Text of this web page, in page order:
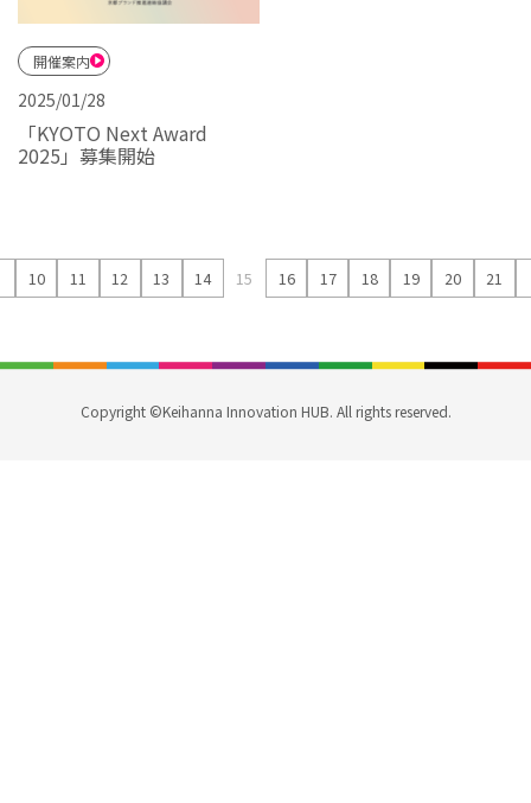
開催案内
2025/01/28
「KYOTO Next Award
2025」募集開始
10 11 12 13 14 15 16 17 18 19 20 21
Copyright ©Keihanna Innovation HUB. All rights reserved.